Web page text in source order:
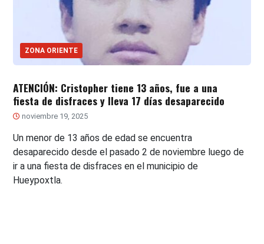
ZONA ORIENTE
ATENCIÓN: Cristopher tiene 13 años, fue a una
fiesta de disfraces y lleva 17 días desaparecido
noviembre 19, 2025
Un menor de 13 años de edad se encuentra
desaparecido desde el pasado 2 de noviembre luego de
ir a una fiesta de disfraces en el municipio de
Hueypoxtla.